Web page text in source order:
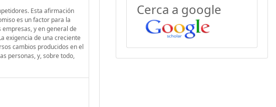
Esta afirmación
es un factor para la
y en general de
exigencia de una creciente
cambios producidos en el
personas, y, sobre todo,
Cerca a google